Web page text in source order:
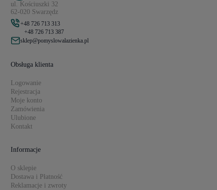
ul. Kościuszki 32
62-020 Swarzędz
+48 726 713 313
+48 726 713 387
sklep@pomyslowalazienka.pl
Obsługa klienta
Logowanie
Rejestracja
Moje konto
Zamówienia
Ulubione
Kontakt
Informacje
O sklepie
Dostawa i Płatność
Reklamacje i zwroty